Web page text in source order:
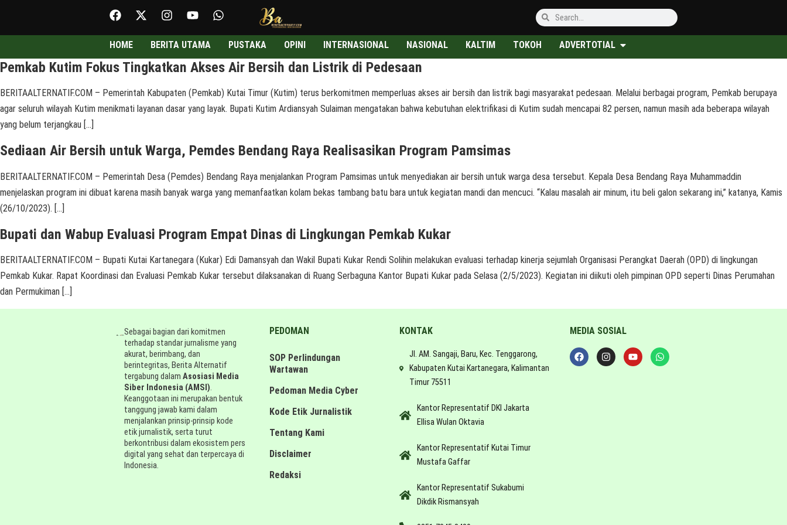
HOME BERITA UTAMA PUSTAKA OPINI INTERNASIONAL NASIONAL KALTIM TOKOH ADVERTOTIAL
Pemkab Kutim Fokus Tingkatkan Akses Air Bersih dan Listrik di Pedesaan
BERITAALTERNATIF.COM – Pemerintah Kabupaten (Pemkab) Kutai Timur (Kutim) terus berkomitmen memperluas akses air bersih dan listrik bagi masyarakat pedesaan. Melalui berbagai program, Pemkab berupaya
agar seluruh wilayah Kutim menikmati layanan dasar yang layak. Bupati Kutim Ardiansyah Sulaiman mengatakan bahwa kebutuhan elektrifikasi di Kutim sudah mencapai 82 persen, namun masih ada beberapa wilayah
yang belum terjangkau […]
Sediaan Air Bersih untuk Warga, Pemdes Bendang Raya Realisasikan Program Pamsimas
BERITAALTERNATIF.COM – Pemerintah Desa (Pemdes) Bendang Raya menjalankan Program Pamsimas untuk menyediakan air bersih untuk warga desa tersebut. Kepala Desa Bendang Raya Muhammaddin
menjelaskan program ini dibuat karena masih banyak warga yang memanfaatkan kolam bekas tambang batu bara untuk kegiatan mandi dan mencuci. “Kalau masalah air minum, itu beli galon sekarang ini,” katanya, Kamis
(26/10/2023). […]
Bupati dan Wabup Evaluasi Program Empat Dinas di Lingkungan Pemkab Kukar
BERITAALTERNATIF.COM – Bupati Kutai Kartanegara (Kukar) Edi Damansyah dan Wakil Bupati Kukar Rendi Solihin melakukan evaluasi terhadap kinerja sejumlah Organisasi Perangkat Daerah (OPD) di lingkungan
Pemkab Kukar. Rapat Koordinasi dan Evaluasi Pemkab Kukar tersebut dilaksanakan di Ruang Serbaguna Kantor Bupati Kukar pada Selasa (2/5/2023). Kegiatan ini diikuti oleh pimpinan OPD seperti Dinas Perumahan
dan Permukiman […]
Sebagai bagian dari komitmen
terhadap standar jurnalisme yang
akurat, berimbang, dan
berintegritas, Berita Alternatif
tergabung dalam Asosiasi Media
Siber Indonesia (AMSI).
Keanggotaan ini merupakan bentuk
tanggung jawab kami dalam
menjalankan prinsip-prinsip kode
etik jurnalistik, serta turut
berkontribusi dalam ekosistem pers
digital yang sehat dan terpercaya di
Indonesia.
PEDOMAN
SOP Perlindungan
Wartawan
Pedoman Media Cyber
Kode Etik Jurnalistik
Tentang Kami
Disclaimer
Redaksi
KONTAK
Jl. AM. Sangaji, Baru, Kec. Tenggarong,
Kabupaten Kutai Kartanegara, Kalimantan
Timur 75511
Kantor Representatif DKI Jakarta
Ellisa Wulan Oktavia
Kantor Representatif Kutai Timur
Mustafa Gaffar
Kantor Representatif Sukabumi
Dikdik Rismansyah
MEDIA SOSIAL